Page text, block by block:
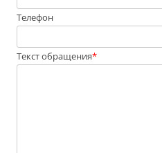
Телефон
Текст обращения*